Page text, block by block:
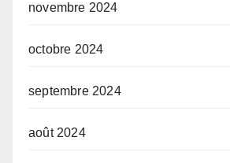
novembre 2024
octobre 2024
septembre 2024
août 2024